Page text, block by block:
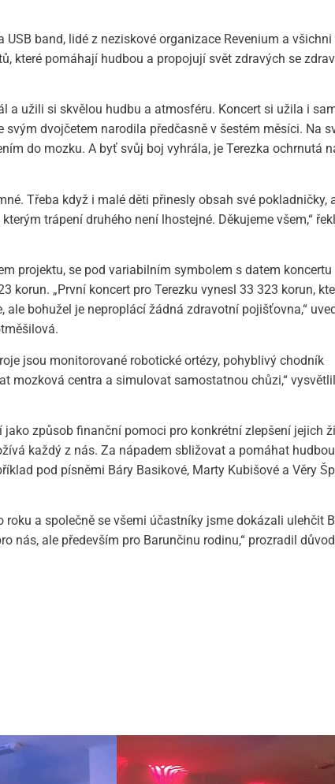
band, lidé z neziskové organizace Revenium a všichni
které pomáhají hudbou a propojují svět zdravých se
a užili si skvělou hudbu a atmosféru. Koncert si užila i
dvojčetem narodila předčasně v šestém měsíci. Na
do mozku. A byť svůj boj vyhrála, je Terezka ochrnutá
Třeba když i malé děti přinesly obsah své pokladničky,
trápení druhého není lhostejné. Děkujeme všem,“
projektu, se pod variabilním symbolem s datem koncertu
korun. „První koncert pro Terezku vynesl 33 323 korun,
bohužel je neproplácí žádná zdravotní pojišťovna,“
jsou monitorované robotické ortézy, pohyblivý chodník
mozková centra a simulovat samostatnou chůzi,“
způsob finanční pomoci pro konkrétní zlepšení jejich
každý z nás. Za nápadem sbližovat a pomáhat
pod písněmi Báry Basikové, Marty Kubišové a Věry
a společně se všemi účastníky jsme dokázali ulehčit
nás, ale především pro Barunčinu rodinu,“ prozradil důvod